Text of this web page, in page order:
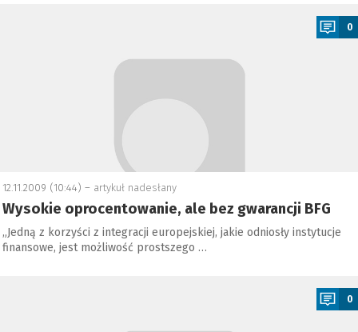
0
12.11.2009 (10:44) – artykuł nadesłany
Wysokie oprocentowanie, ale bez gwarancji BFG
„Jedną z korzyści z integracji europejskiej, jakie odniosły instytucje
finansowe, jest możliwość prostszego …
0